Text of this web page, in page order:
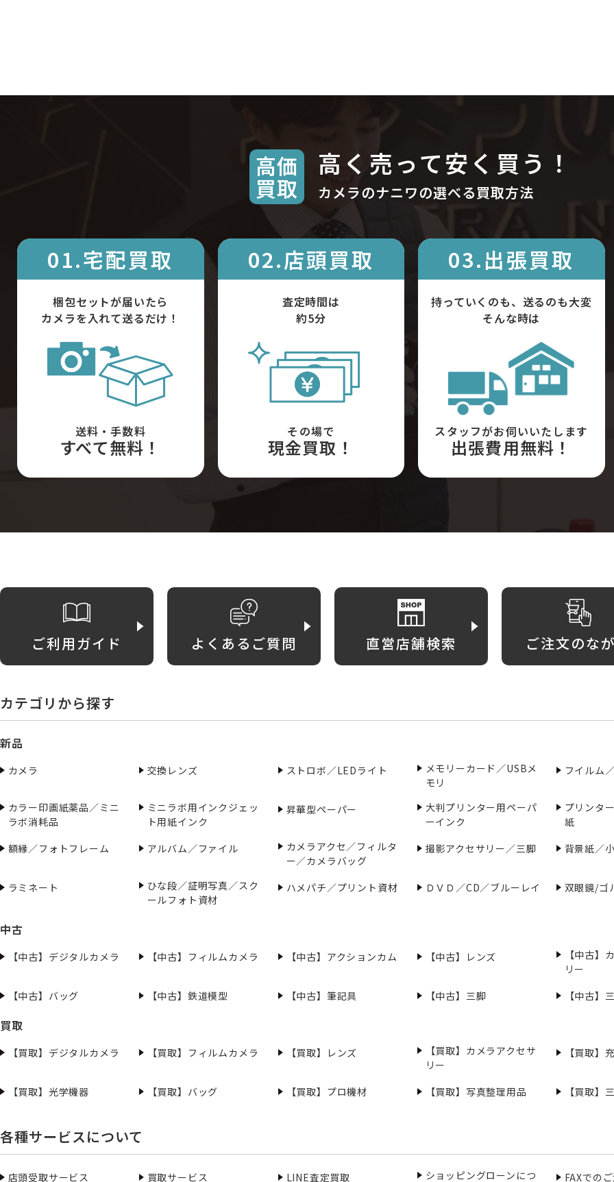
高価
買取
高く売って安く買う！
カメラのナニワの選べる買取方法
01.宅配買取
梱包セットが届いたら
カメラを入れて送るだけ！
送料・手数料
すべて無料！
02.店頭買取
査定時間は
約5分
その場で
現金買取！
03.出張買取
持っていくのも、送るのも大変
そんな時は
スタッフがお伺いいたします
出張費用無料！
ご利用ガイド よくあるご質問 直営店舗検索 ご注文のな
カテゴリから探す
新品
カメラ 交換レンズ ストロボ／LEDライト
メモリーカード／USBメ
モリ
フイルム
カラー印画紙薬品／ミニ
ラボ消耗品
ミニラボ用インクジェッ
ト用紙インク
昇華型ペーパー
大判プリンター用ペーパ
ーインク
プリンタ
紙
額縁／フォトフレーム
アルバム／ファイル
カメラアクセ／フィルタ
ー／カメラバッグ
撮影アクセサリー／三脚 背景紙／
ラミネート
ひな段／証明写真／スク
ールフォト資材
ハメパチ／プリント資材 ＤＶＤ／CD／ブルーレイ 双眼鏡/ゴ
中古
【中古】デジタルカメラ 【中古】フィルムカメラ 【中古】アクションカム 【中古】レンズ
【中古】
リー
【中古】バッグ
【中古】鉄道模型 【中古】筆記具 【中古】三脚 【中古】
買取
【買取】デジタルカメラ 【買取】フィルムカメラ 【買取】レンズ
【買取】カメラアクセサ
リー
【買取】
【買取】光学機器 【買取】バッグ 【買取】プロ機材 【買取】写真整理用品 【買取】
各種サービスについて
店頭受取サービス 買取サービス LINE査定買取 ショッピングローンにつ FAXでの